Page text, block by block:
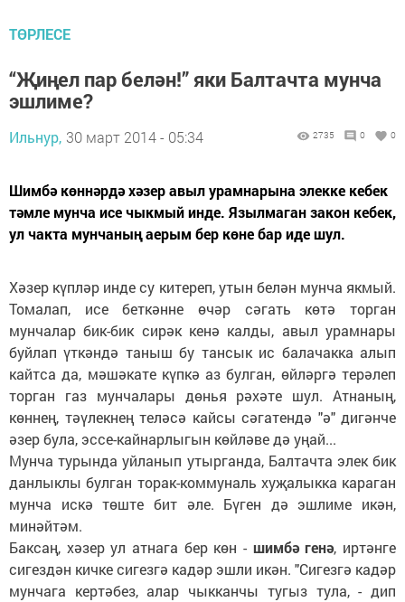
ТӨРЛЕСЕ
“Җиңел пар белән!” яки Балтачта мунча
эшлиме?
Ильнур, 30 март 2014 - 05:34 2735 0 0
Шимбә көннәрдә хәзер авыл урамнарына элекке кебек
тәмле мунча исе чыкмый инде. Язылмаган закон кебек,
ул чакта мунчаның аерым бер көне бар иде шул.
Хәзер күпләр инде су китереп, утын белән мунча якмый.
Томалап, исе беткәнне өчәр сәгать көтә торган
мунчалар бик-бик сирәк кенә калды, авыл урамнары
буйлап үткәндә таныш бу тансык ис балачакка алып
кайтса да, мәшәкате күпкә аз булган, өйләргә терәлеп
торган газ мунчалары дөнья рәхәте шул. Атнаның,
көннең, тәүлекнең теләсә кайсы сәгатендә "ә" дигәнче
әзер була, эссе-кайнарлыгын көйләве дә уңай...
Мунча турында уйланып утырганда, Балтачта элек бик
данлыклы булган торак-коммуналь хуҗалыкка караган
мунча искә төште бит әле. Бүген дә эшлиме икән,
минәйтәм.
Баксаң, хәзер ул атнага бер көн - шимбә генә, иртәнге
сигездән кичке сигезгә кадәр эшли икән. "Сигезгә кадәр
мунчага кертәбез, алар чыкканчы тугыз тула, - дип